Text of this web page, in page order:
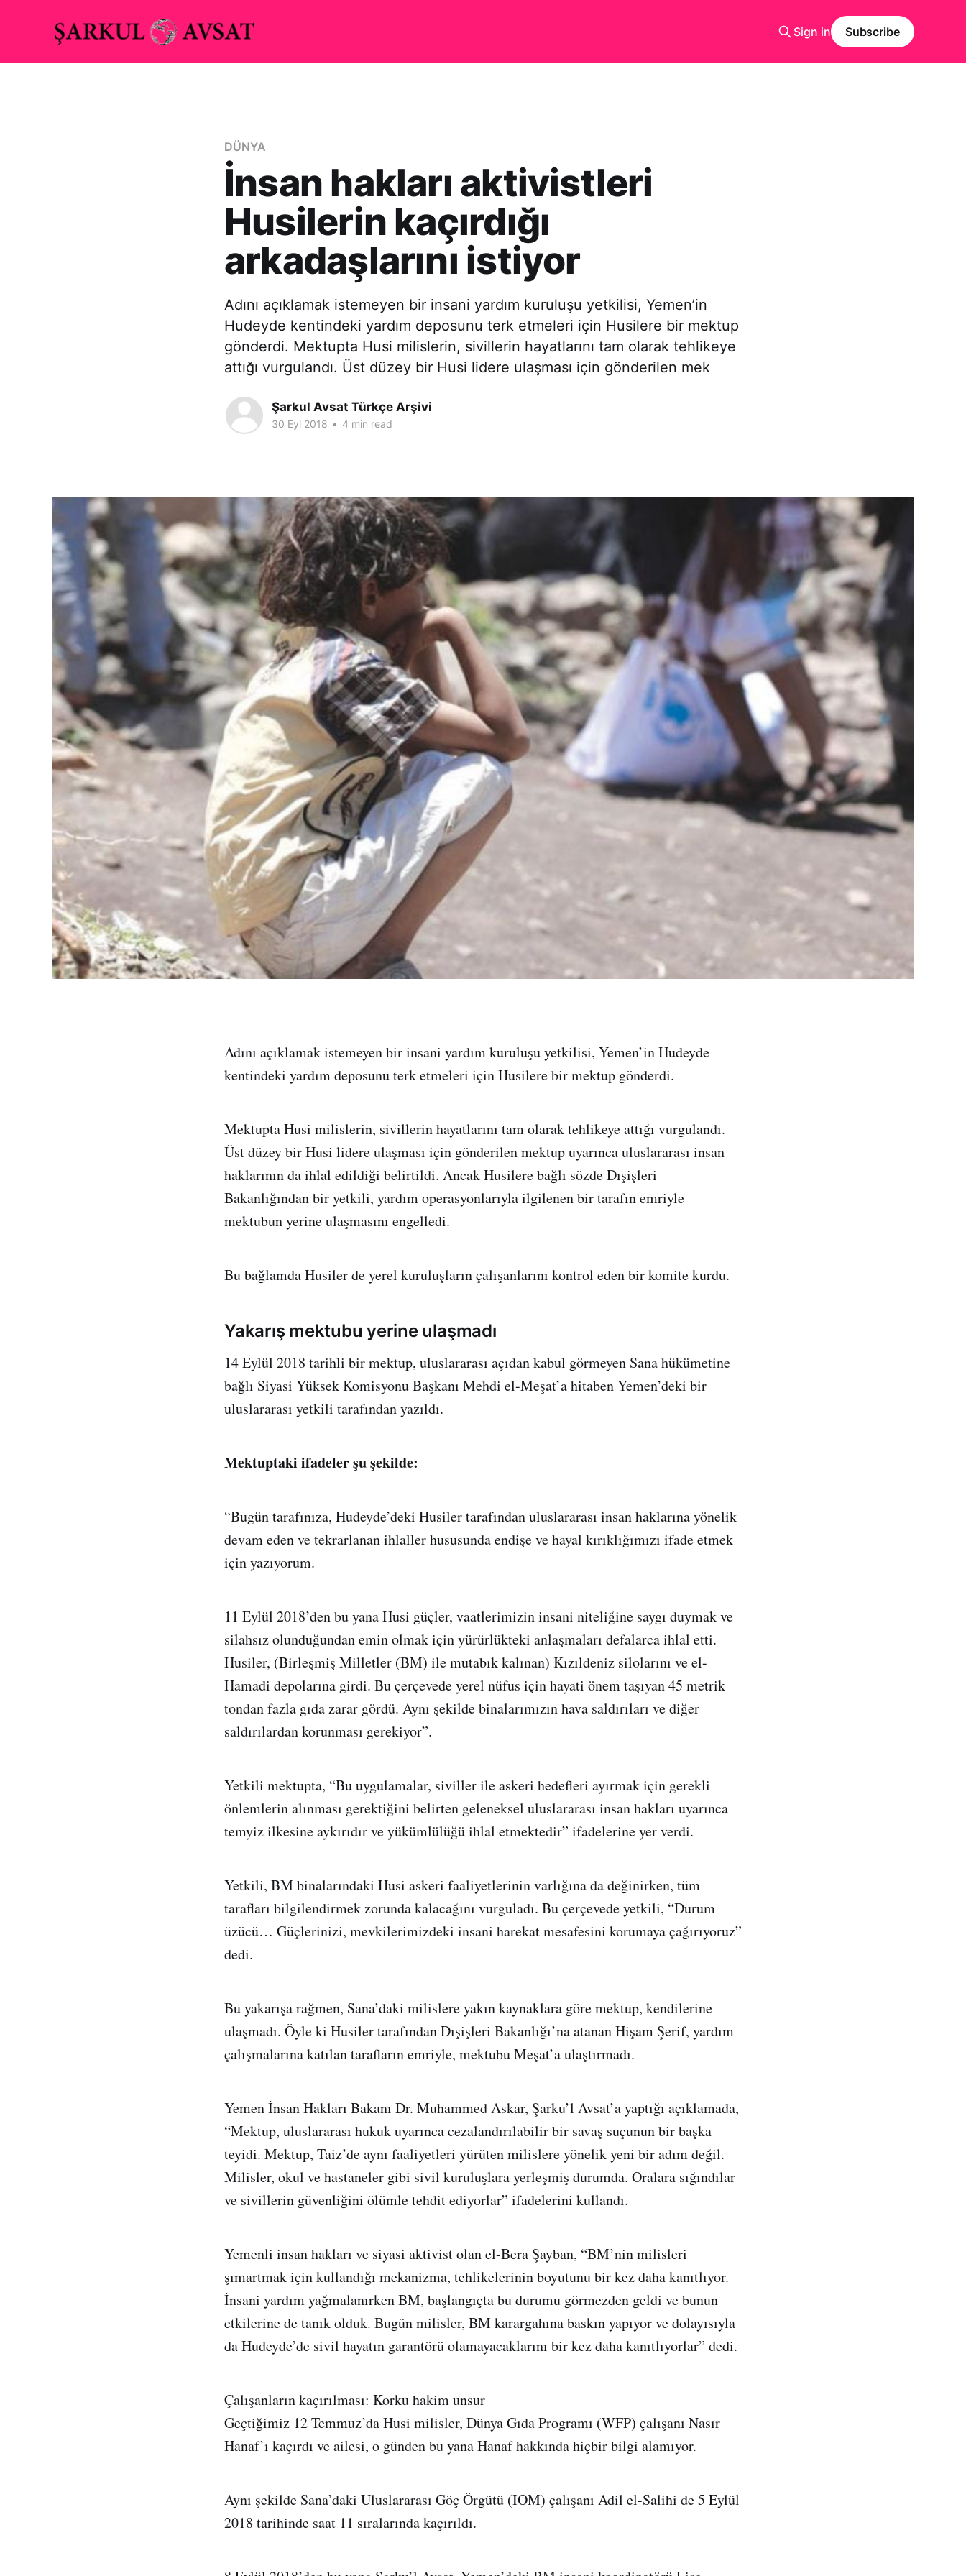
Sign in Subscribe
DÜNYA
İnsan hakları aktivistleri
Husilerin kaçırdığı
arkadaşlarını istiyor
Adını açıklamak istemeyen bir insani yardım kuruluşu yetkilisi, Yemen’in
Hudeyde kentindeki yardım deposunu terk etmeleri için Husilere bir mektup
gönderdi. Mektupta Husi milislerin, sivillerin hayatlarını tam olarak tehlikeye
attığı vurgulandı. Üst düzey bir Husi lidere ulaşması için gönderilen mek
Şarkul Avsat Türkçe Arşivi
30 Eyl 2018 • 4 min read
Adını açıklamak istemeyen bir insani yardım kuruluşu yetkilisi, Yemen’in Hudeyde
kentindeki yardım deposunu terk etmeleri için Husilere bir mektup gönderdi.
Mektupta Husi milislerin, sivillerin hayatlarını tam olarak tehlikeye attığı vurgulandı.
Üst düzey bir Husi lidere ulaşması için gönderilen mektup uyarınca uluslararası insan
haklarının da ihlal edildiği belirtildi. Ancak Husilere bağlı sözde Dışişleri
Bakanlığından bir yetkili, yardım operasyonlarıyla ilgilenen bir tarafın emriyle
mektubun yerine ulaşmasını engelledi.
Bu bağlamda Husiler de yerel kuruluşların çalışanlarını kontrol eden bir komite kurdu.
Yakarış mektubu yerine ulaşmadı
14 Eylül 2018 tarihli bir mektup, uluslararası açıdan kabul görmeyen Sana hükümetine
bağlı Siyasi Yüksek Komisyonu Başkanı Mehdi el-Meşat’a hitaben Yemen’deki bir
uluslararası yetkili tarafından yazıldı.
Mektuptaki ifadeler şu şekilde:
“Bugün tarafınıza, Hudeyde’deki Husiler tarafından uluslararası insan haklarına yönelik
devam eden ve tekrarlanan ihlaller hususunda endişe ve hayal kırıklığımızı ifade etmek
için yazıyorum.
11 Eylül 2018’den bu yana Husi güçler, vaatlerimizin insani niteliğine saygı duymak ve
silahsız olunduğundan emin olmak için yürürlükteki anlaşmaları defalarca ihlal etti.
Husiler, (Birleşmiş Milletler (BM) ile mutabık kalınan) Kızıldeniz silolarını ve el-
Hamadi depolarına girdi. Bu çerçevede yerel nüfus için hayati önem taşıyan 45 metrik
tondan fazla gıda zarar gördü. Aynı şekilde binalarımızın hava saldırıları ve diğer
saldırılardan korunması gerekiyor”.
Yetkili mektupta, “Bu uygulamalar, siviller ile askeri hedefleri ayırmak için gerekli
önlemlerin alınması gerektiğini belirten geleneksel uluslararası insan hakları uyarınca
temyiz ilkesine aykırıdır ve yükümlülüğü ihlal etmektedir” ifadelerine yer verdi.
Yetkili, BM binalarındaki Husi askeri faaliyetlerinin varlığına da değinirken, tüm
tarafları bilgilendirmek zorunda kalacağını vurguladı. Bu çerçevede yetkili, “Durum
üzücü… Güçlerinizi, mevkilerimizdeki insani harekat mesafesini korumaya çağırıyoruz”
dedi.
Bu yakarışa rağmen, Sana’daki milislere yakın kaynaklara göre mektup, kendilerine
ulaşmadı. Öyle ki Husiler tarafından Dışişleri Bakanlığı’na atanan Hişam Şerif, yardım
çalışmalarına katılan tarafların emriyle, mektubu Meşat’a ulaştırmadı.
Yemen İnsan Hakları Bakanı Dr. Muhammed Askar, Şarku’l Avsat’a yaptığı açıklamada,
“Mektup, uluslararası hukuk uyarınca cezalandırılabilir bir savaş suçunun bir başka
teyidi. Mektup, Taiz’de aynı faaliyetleri yürüten milislere yönelik yeni bir adım değil.
Milisler, okul ve hastaneler gibi sivil kuruluşlara yerleşmiş durumda. Oralara sığındılar
ve sivillerin güvenliğini ölümle tehdit ediyorlar” ifadelerini kullandı.
Yemenli insan hakları ve siyasi aktivist olan el-Bera Şayban, “BM’nin milisleri
şımartmak için kullandığı mekanizma, tehlikelerinin boyutunu bir kez daha kanıtlıyor.
İnsani yardım yağmalanırken BM, başlangıçta bu durumu görmezden geldi ve bunun
etkilerine de tanık olduk. Bugün milisler, BM karargahına baskın yapıyor ve dolayısıyla
da Hudeyde’de sivil hayatın garantörü olamayacaklarını bir kez daha kanıtlıyorlar” dedi.
Çalışanların kaçırılması: Korku hakim unsur
Geçtiğimiz 12 Temmuz’da Husi milisler, Dünya Gıda Programı (WFP) çalışanı Nasır
Hanaf’ı kaçırdı ve ailesi, o günden bu yana Hanaf hakkında hiçbir bilgi alamıyor.
Aynı şekilde Sana’daki Uluslararası Göç Örgütü (IOM) çalışanı Adil el-Salihi de 5 Eylül
2018 tarihinde saat 11 sıralarında kaçırıldı.